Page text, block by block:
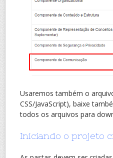
Usaremos também o
CSS/JavaScript), baixe
todos os arquivos para
Iniciando o projeto